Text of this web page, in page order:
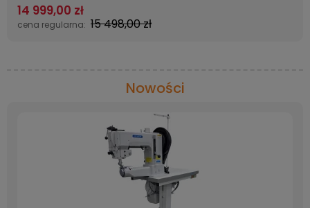
14 999,00 zł
cena regularna: 15 498,00 zł
Nowości